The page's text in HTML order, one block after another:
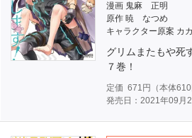
漫画 鬼麻 正明
原作 暁 なつめ
キャラクター原案 カ
グリムまたもや
７巻！
定価 671 円（本体610
発売日：2021年09月